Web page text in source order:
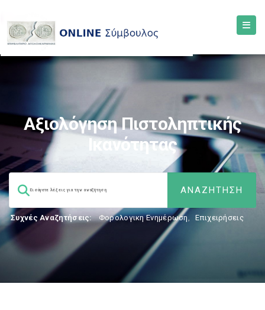
Αξιολόγηση Πιστοληπτικής
Ικανότητας
Συχνές Αναζητήσεις: Φορολογικη Ενημέρωση, Επιχειρήσεις